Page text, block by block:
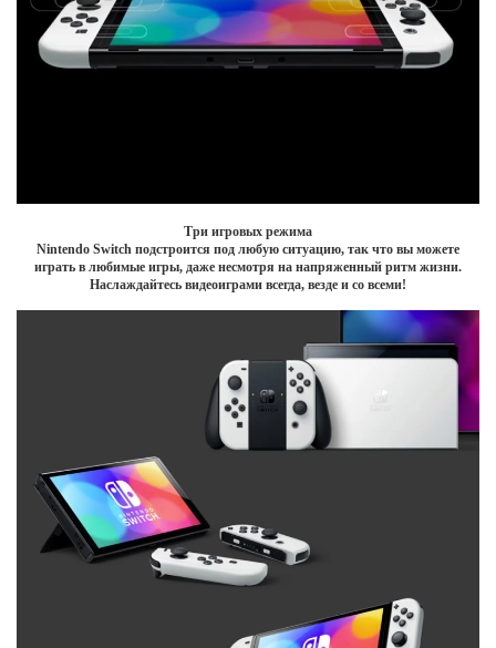
Три игровых режима
Nintendo Switch подстроится под любую ситуацию, так что вы можете
играть в любимые игры, даже несмотря на напряженный ритм жизни.
Наслаждайтесь видеоиграми всегда, везде и со всеми!